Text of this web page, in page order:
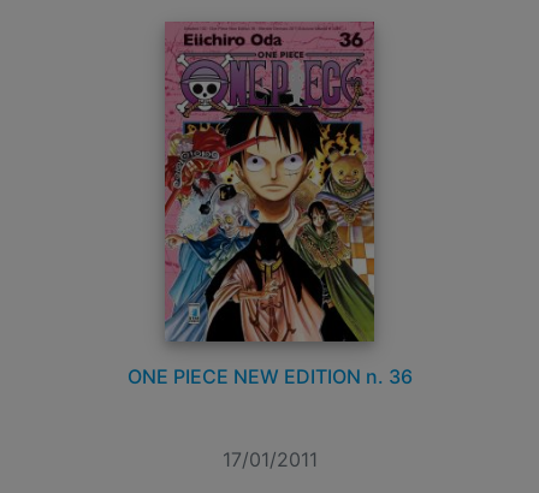
ONE PIECE NEW EDITION n. 36
17/01/2011